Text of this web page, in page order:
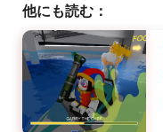
他にも読む：